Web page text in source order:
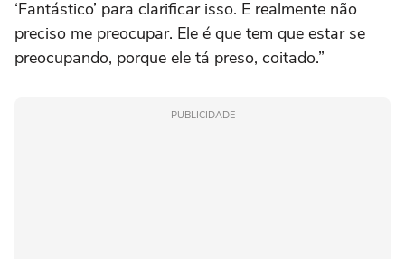
‘Fantástico’ para clarificar isso. E realmente não
preciso me preocupar. Ele é que tem que estar se
preocupando, porque ele tá preso, coitado.”
PUBLICIDADE